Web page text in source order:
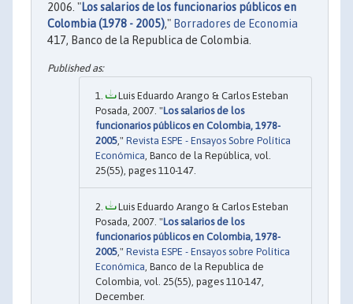
2006. "Los salarios de los funcionarios públicos en
Colombia (1978 - 2005)," Borradores de Economia
417, Banco de la Republica de Colombia.
Luis Eduardo Arango & Carlos Esteban
Posada, 2007. "Los salarios de los
funcionarios públicos en Colombia, 1978-
2005," Revista ESPE - Ensayos Sobre Política
Económica, Banco de la República, vol.
25(55), pages 110-147.
Luis Eduardo Arango & Carlos Esteban
Posada, 2007. "Los salarios de los
funcionarios públicos en Colombia, 1978-
2005," Revista ESPE - Ensayos sobre Política
Económica, Banco de la Republica de
Colombia, vol. 25(55), pages 110-147,
December.